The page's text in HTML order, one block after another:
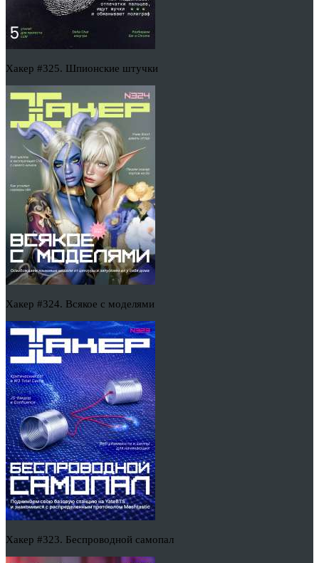
Хакер #325. Шпионские штучки
Хакер #324. Всякое с моделями
Хакер #323. Беспроводной самопал